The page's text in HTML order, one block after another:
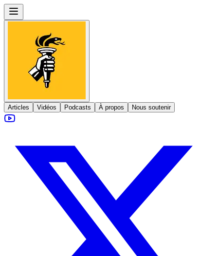
Articles Vidéos Podcasts À propos Nous soutenir